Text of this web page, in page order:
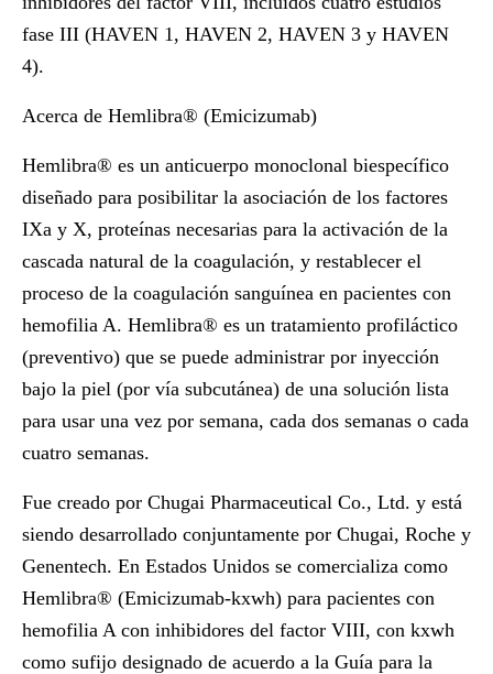
fase III (HAVEN 1, HAVEN 2, HAVEN 3 y HAVEN
4).
Acerca de Hemlibra® (Emicizumab)
Hemlibra® es un anticuerpo monoclonal biespecífico
diseñado para posibilitar la asociación de los factores
IXa y X, proteínas necesarias para la activación de la
cascada natural de la coagulación, y restablecer el
proceso de la coagulación sanguínea en pacientes con
hemofilia A. Hemlibra® es un tratamiento profiláctico
(preventivo) que se puede administrar por inyección
bajo la piel (por vía subcutánea) de una solución lista
para usar una vez por semana, cada dos semanas o cada
cuatro semanas.
Fue creado por Chugai Pharmaceutical Co., Ltd. y está
siendo desarrollado conjuntamente por Chugai, Roche y
Genentech. En Estados Unidos se comercializa como
Hemlibra® (Emicizumab-kxwh) para pacientes con
hemofilia A con inhibidores del factor VIII, con kxwh
como sufijo designado de acuerdo a la Guía para la